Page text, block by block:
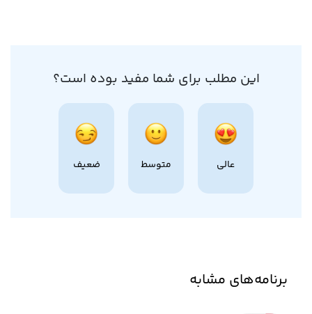
این مطلب برای شما مفید بوده است؟
عالی متوسط ضعیف
برنامه‌های مشابه